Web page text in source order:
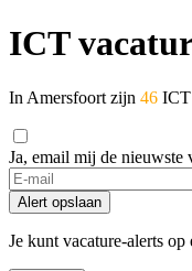
ICT
In Amersfoort zijn 46 ICT
Ja, email mij de nieuwste
Alert opslaan
Je kunt vacature-alerts